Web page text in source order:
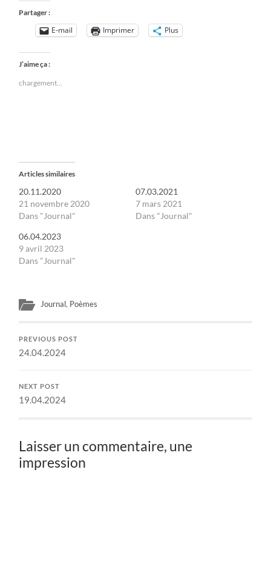
Partager :
E-mail Imprimer Plus
J’aime ça :
chargement…
Articles similaires
20.11.2020
21 novembre 2020
Dans "Journal"
07.03.2021
7 mars 2021
Dans "Journal"
06.04.2023
9 avril 2023
Dans "Journal"
Journal, Poèmes
PREVIOUS POST
24.04.2024
NEXT POST
19.04.2024
Laisser un commentaire, une
impression